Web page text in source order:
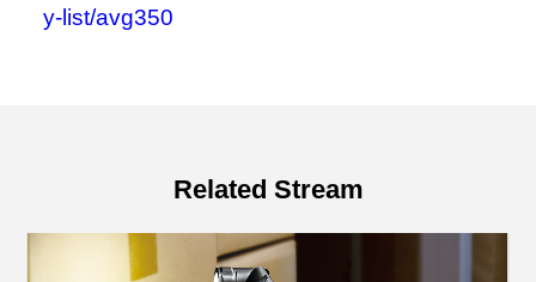
y-list/avg350
Related Stream